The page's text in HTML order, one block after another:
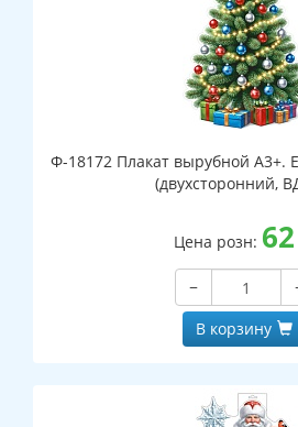
Ф-18172 Плакат вырубной А3+.
(двухсторонний,
Цена розн: 62
−
В корзину